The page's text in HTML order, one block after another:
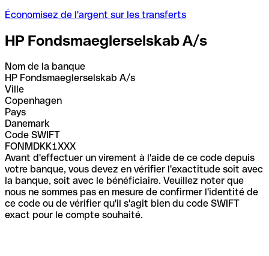
Économisez de l'argent sur les transferts
HP Fondsmaeglerselskab A/s
Nom de la banque
HP Fondsmaeglerselskab A/s
Ville
Copenhagen
Pays
Danemark
Code SWIFT
FONMDKK1XXX
Avant d'effectuer un virement à l'aide de ce code depuis
votre banque, vous devez en vérifier l'exactitude soit avec
la banque, soit avec le bénéficiaire. Veuillez noter que
nous ne sommes pas en mesure de confirmer l'identité de
ce code ou de vérifier qu'il s'agit bien du code SWIFT
exact pour le compte souhaité.